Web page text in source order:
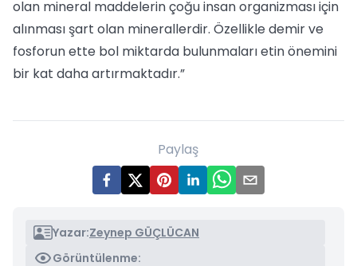
olan mineral maddelerin çoğu insan organizması için
alınması şart olan minerallerdir. Özellikle demir ve
fosforun ette bol miktarda bulunmaları etin önemini
bir kat daha artırmaktadır.”
Paylaş
Yazar:Zeynep GÜÇLÜCAN
Görüntülenme: